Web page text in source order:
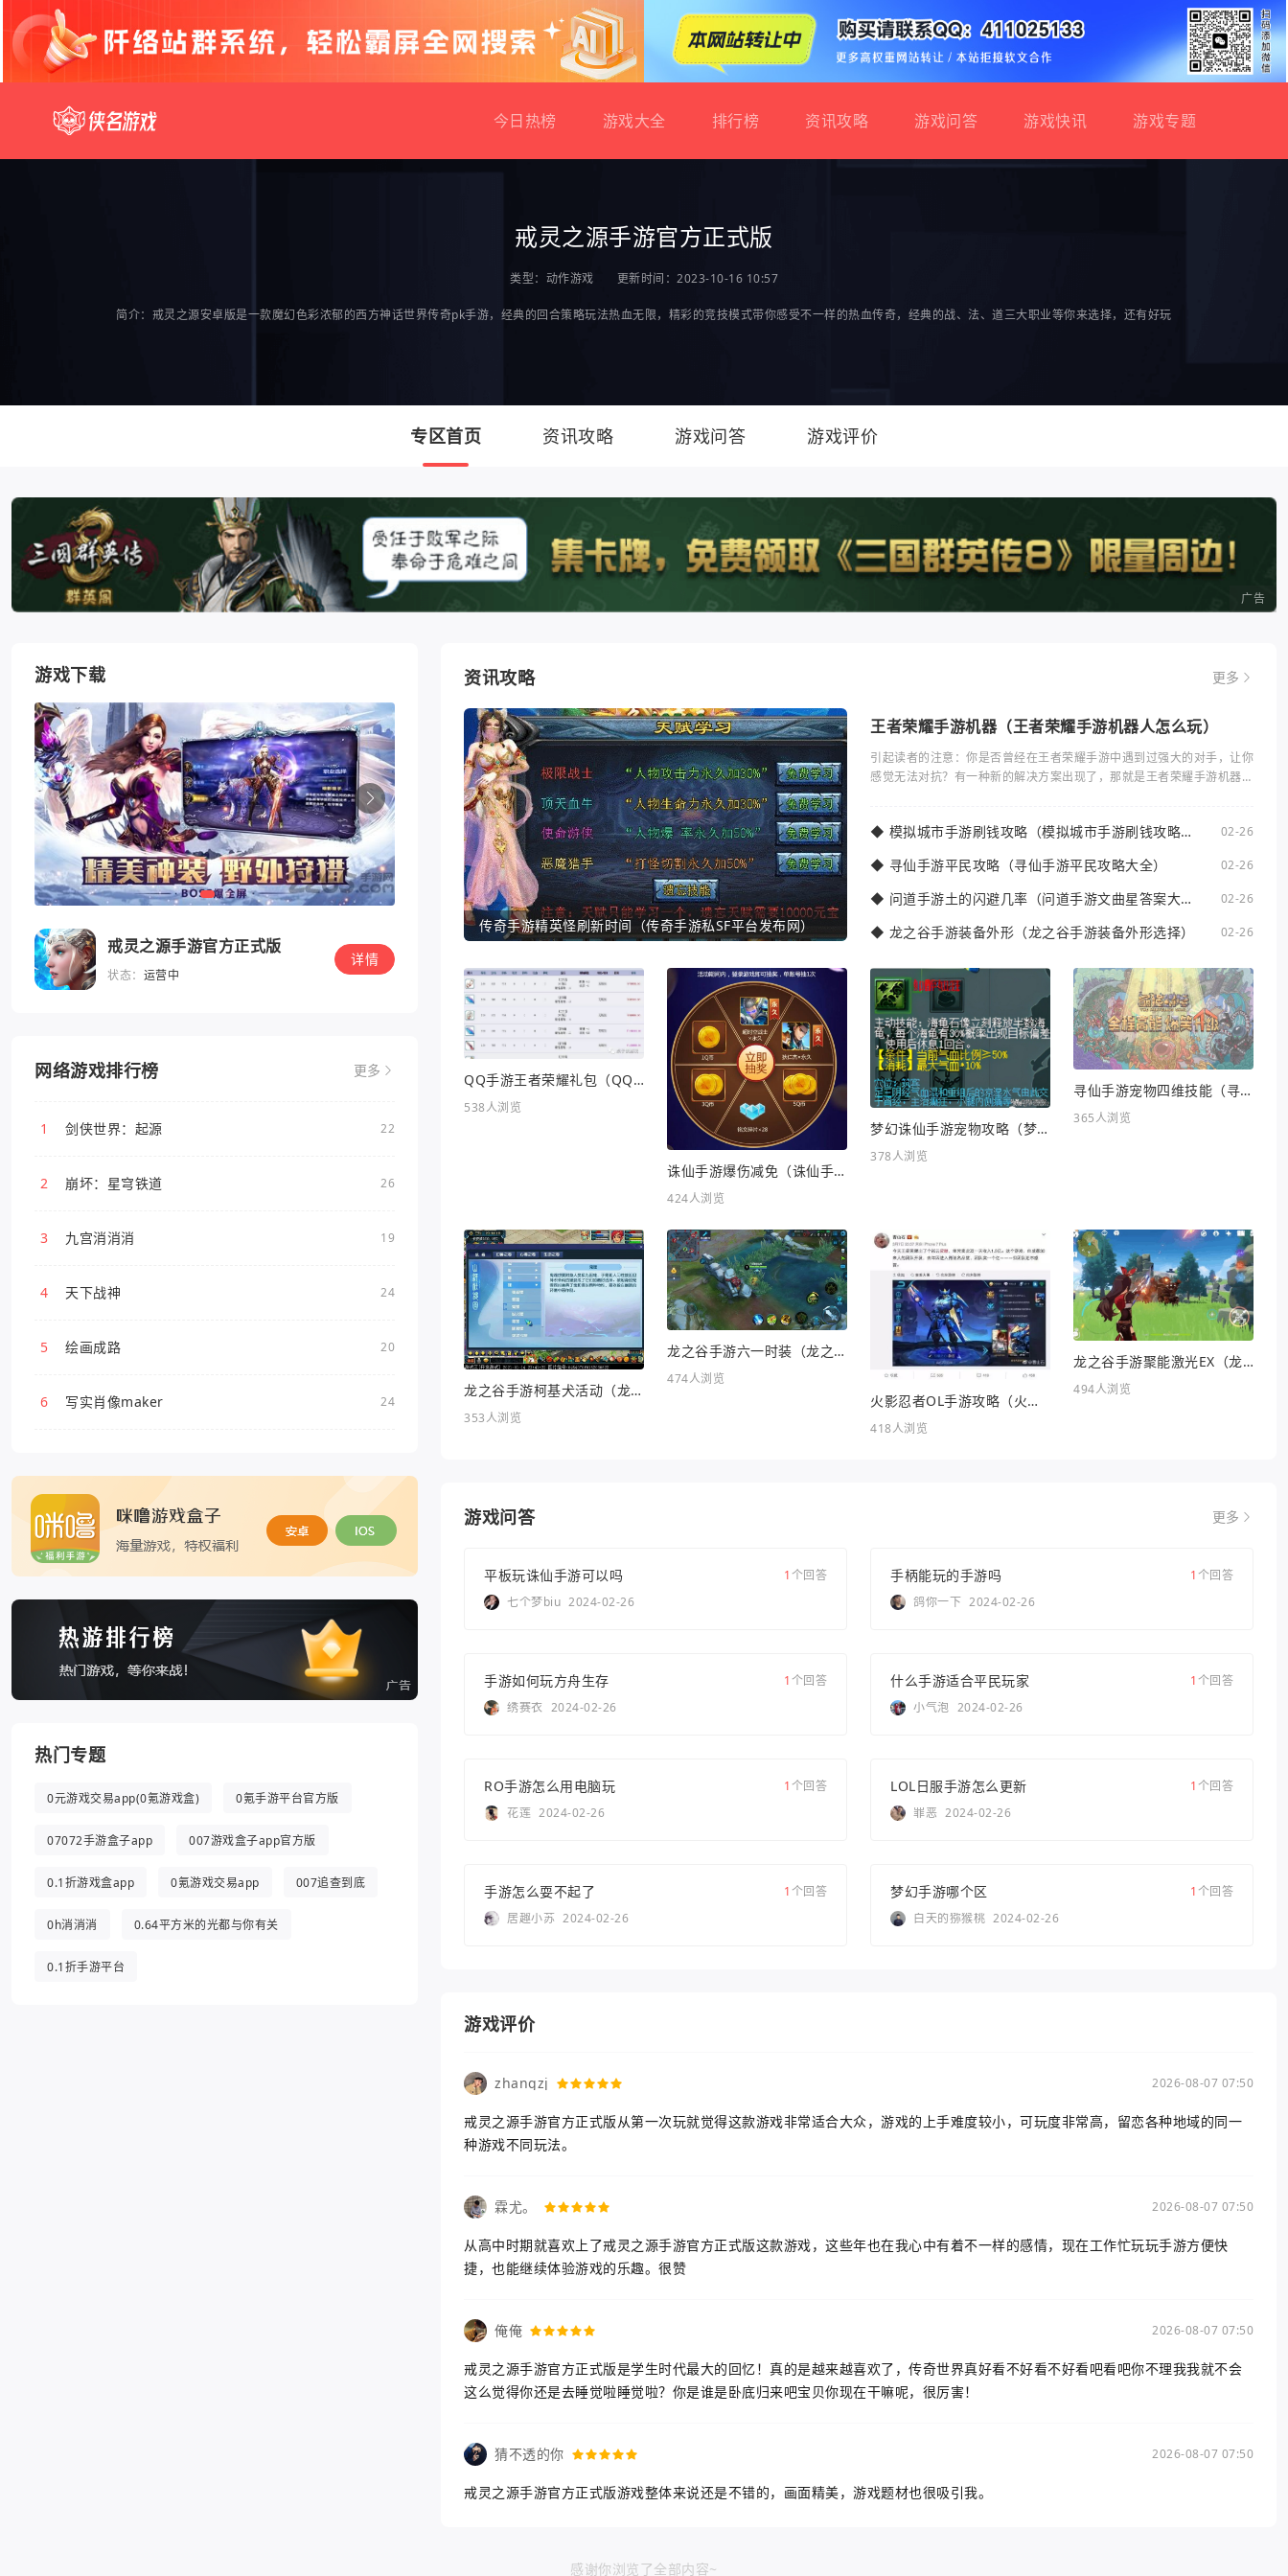
今日热榜 游戏大全 排行榜 资讯攻略 游戏问答 游戏快讯 游戏专题
戒灵之源手游官方正式版
类型： 动作游戏 更新时间：2023-10-16 10:57
简介：戒灵之源安卓版是一款魔幻色彩浓郁的西方神话世界传奇pk手游，经典的回合策略玩法热血无限，精彩的竞技模式带你感受不一样的热血传奇，经典的战、法、道三大职业等你来选择，还有好玩
专区首页 资讯攻略 游戏问答 游戏评价
广告
游戏下载
戒灵之源手游官方正式版
状态： 运营中
详情
网络游戏排行榜 更多
1 剑侠世界：起源 22
2 崩坏：星穹铁道 26
3 九宫消消消 19
4 天下战神 24
5 绘画成路 20
6 写实肖像maker 24
热门专题
0元游戏交易app(0氪游戏盒) 0氪手游平台官方版
07072手游盒子app 007游戏盒子app官方版
0.1折游戏盒app 0氪游戏交易app 007追查到底
0h消消消 0.64平方米的光都与你有关
0.1折手游平台
资讯攻略 更多
传奇手游精英怪刷新时间（传奇手游私SF平台发布网）
王者荣耀手游机器（王者荣耀手游机器人怎么玩）
引起读者的注意：你是否曾经在王者荣耀手游中遇到过强大的对手，让你
感觉无法对抗？有一种新的解决方案出现了，那就是王者荣耀手游机器
◆ 模拟城市手游刷钱攻略（模拟城市手游刷钱攻略大
02-26
◆ 寻仙手游平民攻略（寻仙手游平民攻略大全） 02-26
◆ 问道手游土的闪避几率（问道手游文曲星答案大全
02-26
◆ 龙之谷手游装备外形（龙之谷手游装备外形选择） 02-26
QQ手游王者荣耀礼包（QQ手游王者荣耀礼包在哪领）
538人浏览
诛仙手游爆伤减免（诛仙手游爆伤减免重要吗）
424人浏览
梦幻诛仙手游宠物攻略（梦幻诛仙手游宠物攻略最新）
378人浏览
寻仙手游宠物四维技能（寻仙手游宠物四维技能怎么升级）
365人浏览
龙之谷手游柯基犬活动（龙之谷KFC联动）
353人浏览
龙之谷手游六一时装（龙之谷手游六一时装怎么样）
474人浏览
火影忍者OL手游攻略（火影忍者OL手游攻略站）
418人浏览
龙之谷手游聚能激光EX（龙之谷FC）
494人浏览
游戏问答 更多
平板玩诛仙手游可以吗 1 个回答
七个梦biu 2024-02-26
手柄能玩的手游吗 1 个回答
鸽你一下 2024-02-26
手游如何玩方舟生存 1 个回答
绣赛衣 2024-02-26
什么手游适合平民玩家 1 个回答
小气泡 2024-02-26
RO手游怎么用电脑玩 1 个回答
花莲 2024-02-26
LOL日服手游怎么更新 1 个回答
罪恶 2024-02-26
手游怎么耍不起了 1 个回答
居趣小苏 2024-02-26
梦幻手游哪个区 1 个回答
白天的猕猴桃 2024-02-26
游戏评价
zhangzj 2026-08-07 07:50
戒灵之源手游官方正式版从第一次玩就觉得这款游戏非常适合大众，游戏的上手难度较小，可玩度非常高，留恋各种地域的同一
种游戏不同玩法。
霖尤。 2026-08-07 07:50
从高中时期就喜欢上了戒灵之源手游官方正式版这款游戏，这些年也在我心中有着不一样的感情，现在工作忙玩玩手游方便快
捷，也能继续体验游戏的乐趣。很赞
俺俺 2026-08-07 07:50
戒灵之源手游官方正式版是学生时代最大的回忆！真的是越来越喜欢了，传奇世界真好看不好看不好看吧看吧你不理我我就不会
这么觉得你还是去睡觉啦睡觉啦？你是谁是卧底归来吧宝贝你现在干嘛呢，很厉害！
猜不透的你 2026-08-07 07:50
戒灵之源手游官方正式版游戏整体来说还是不错的，画面精美，游戏题材也很吸引我。
感谢你浏览了全部内容~